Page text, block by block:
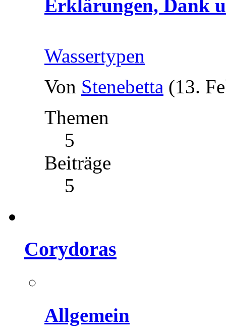
Erklärungen, Dank
Wassertypen
Von Stenebetta (13.
Themen
5
Beiträge
5
Corydoras
Allgemein